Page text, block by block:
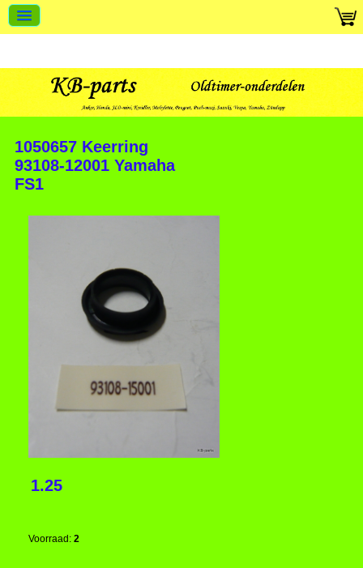
1050657 Keerring
93108-12001 Yamaha
FS1
1.25
Voorraad: 2